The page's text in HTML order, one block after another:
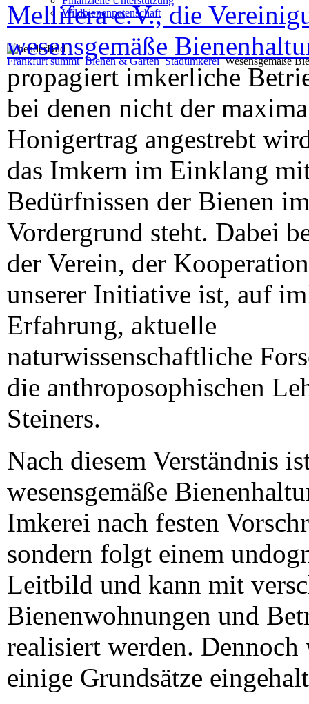
Wildbienenpatenschaft
Frankfurt summt Bienen & Gärten Stadtimkerei Wesensgemäße
Mellifera e.V., die
wesensgemäße
propagiert imkerliche
bei denen nicht der
Honigertrag angestrebt
das Imkern im Einklang
Bedürfnissen der Bienen im
Vordergrund steht. Dabei
der Verein, der
unserer Initiative ist, auf
Erfahrung, aktuelle
naturwissenschaftliche
die anthroposophischen
Steiners.
Nach diesem Verständnis
wesensgemäße
Imkerei nach festen
sondern folgt einem
Leitbild und kann mit
Bienenwohnungen und
realisiert werden. Dennoch
einige Grundsätze